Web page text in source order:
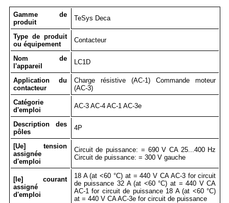
Gamme de
produit
TeSys Deca
Type de produit
ou équipement
Contacteur
Nom de
l'appareil
LC1D
Application du
contacteur
Charge résistive (AC-1) Commande moteur
(AC-3)
Catégorie
d'emploi
AC-3 AC-4 AC-1 AC-3e
Description des
pôles
4P
[Ue] tension
assignée
d'emploi
Circuit de puissance: = 690 V CA 25...400 Hz
Circuit de puissance: = 300 V gauche
[Ie] courant
assigné
d'emploi
18 A (at <60 °C) at = 440 V CA AC-3 for circuit
de puissance 32 A (at <60 °C) at = 440 V CA
AC-1 for circuit de puissance 18 A (at <60 °C)
at = 440 V CA AC-3e for circuit de puissance